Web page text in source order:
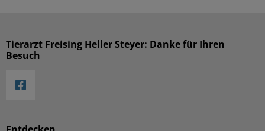
Tierarzt Freising Heller Steyer: Danke für Ihren
Besuch